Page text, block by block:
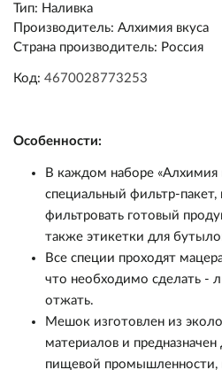
Тип: Наливка
Производитель: Алхимия вкуса
Страна производитель: Россия
Код: 4670028773253
Особенности:
В каждом наборе «Алхимия
специальный фильтр-
фильтровать готовый
также этикетки для
Все специи проходят
что необходимо сделать -
отжать.
Мешок изготовлен из
материалов и предназначен
пищевой промышленности,
Пивоварение
Ингредиенты
Солод
Дрожжи
Экстракты
Хмель
Оборудование
Варка и брожение
Измерение
Розлив и хранение
Самогоноварение
Ингредиенты
Солод
Дрожжи
Экстракты
Оборудование
Варка и брожение
Измерение
Прочее
Кулинария
Консервирование
Коптильни
Виноделие
Квас/Лимонад
Подарочные сертификаты
Акции
Уценка